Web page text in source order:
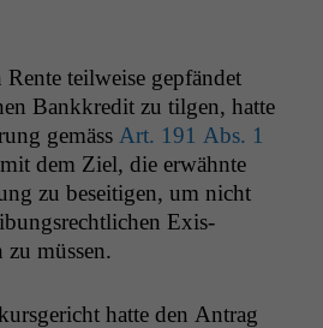
Rente teil­weise gepfän­det
Bankkred­it zu tilgen, hat­te
gemäss Art. 191 Abs. 1
dem Ziel, die erwäh­nte
zu beseit­i­gen, um nicht
Exis­
müssen.
hat­te den Antrag